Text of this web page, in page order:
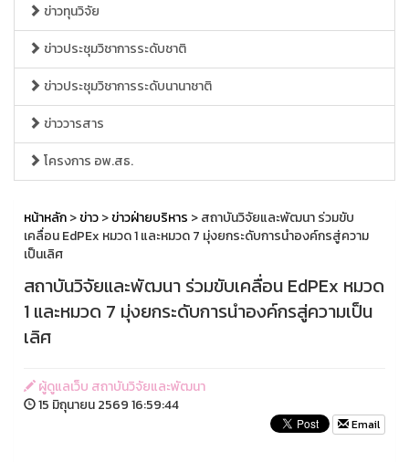
ข่าวทุนวิจัย
ข่าวประชุมวิชาการระดับชาติ
ข่าวประชุมวิชาการระดับนานาชาติ
ข่าววารสาร
โครงการ อพ.สธ.
หน้าหลัก>ข่าว>ข่าวฝ่ายบริหาร > สถาบันวิจัยและพัฒนา ร่วมขับ
เคลื่อน EdPEx หมวด 1 และหมวด 7 มุ่งยกระดับการนำองค์กรสู่ความ
เป็นเลิศ
สถาบันวิจัยและพัฒนา ร่วมขับเคลื่อน EdPEx หมวด
1 และหมวด 7 มุ่งยกระดับการนำองค์กรสู่ความเป็น
เลิศ
ผู้ดูแลเว็บ สถาบันวิจัยและพัฒนา
15 มิถุนายน 2569 16:59:44
Email